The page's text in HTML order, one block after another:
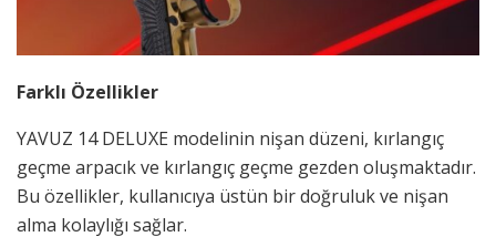
Farklı Özellikler
YAVUZ 14 DELUXE modelinin nişan düzeni, kırlangıç
geçme arpacık ve kırlangıç geçme gezden oluşmaktadır.
Bu özellikler, kullanıcıya üstün bir doğruluk ve nişan
alma kolaylığı sağlar.